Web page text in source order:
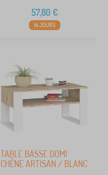
57,80 €
14 JOURS
TABLE BASSE DOMI
CHÊNE ARTISAN / BLANC